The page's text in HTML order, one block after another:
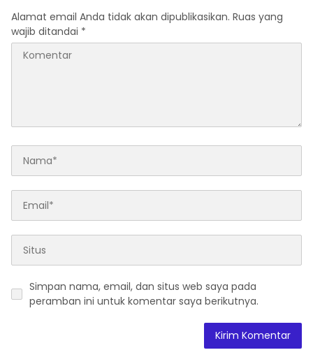
Alamat email Anda tidak akan dipublikasikan. Ruas yang
wajib ditandai *
Simpan nama, email, dan situs web saya pada
peramban ini untuk komentar saya berikutnya.